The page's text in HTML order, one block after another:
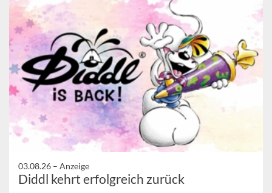
03.08.26 – Anzeige
Diddl kehrt erfolgreich zurück